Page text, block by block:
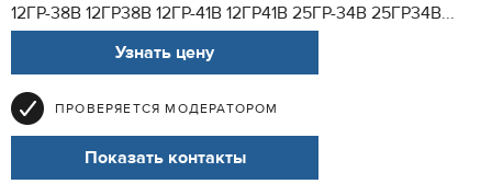
12ГР-38В 12ГР38В 12ГР-41В 12ГР41В 25ГР-34В 25ГР34В...
Узнать цену
ПРОВЕРЯЕТСЯ МОДЕРАТОРОМ
Показать контакты